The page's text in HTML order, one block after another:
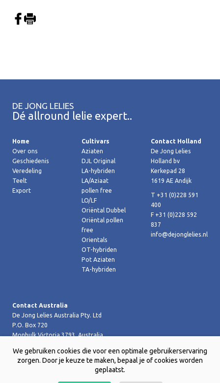
DE JONG LELIES
Dé allround lelie expert..
Home
Over ons
Geschiedenis
Veredeling
Teelt
Export
Cultivars
Aziaten
DJL Original
LA-hybriden
LA/Aziaat
pollen free
LO/LF
Oriëntal Dubbel
Oriëntal pollen
free
Orientals
OT-hybriden
Pot Aziaten
TA-hybriden
Contact Holland
De Jong Lelies
Holland bv
Kerkepad 28
1619 AE Andijk
T +31 (0)228 591
400
F +31 (0)228 592
837
info@dejonglelies.nl
Contact Australia
De Jong Lelies Australia Pty. Ltd
P.O. Box 720
Monbulk Victoria 3793, Australia
T +61 (0)359 619 188
F +61 (0)359 619 199 joost@dejongleliesaustralia.com.au
We gebruiken cookies die voor een optimale gebruikerservaring
zorgen. Door je keuze te maken, bepaal je of cookies worden
geplaatst.